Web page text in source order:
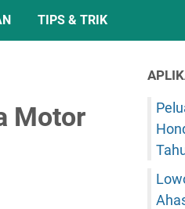
TIPS & TRIK
Motor